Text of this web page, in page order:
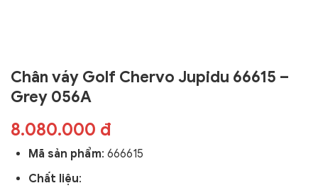
Chân váy Golf Chervo Jupidu 66615 –
Grey 056A
8.080.000 đ
Mã sản phẩm: 666615
Chất liệu: